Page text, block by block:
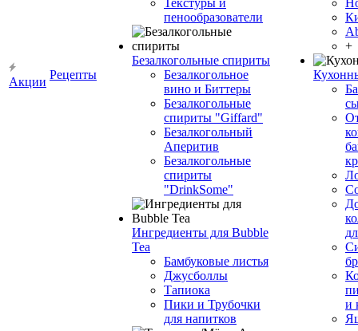
Акции
Рецепты
Текстуры и
пенообразователи
Безалкогольные спириты
Безалкогольное
вино и Биттеры
Безалкогольные
спириты "Giffard"
Безалкогольный
Аперитив
Безалкогольные
спириты
"DrinkSome"
Ингредиенты для Bubble
Tea
Бамбуковые листья
Джусболлы
Тапиока
Пики и Трубочки
для напитков
+
и